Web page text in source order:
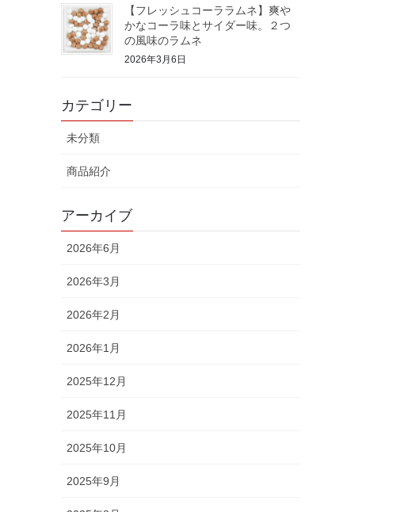
【フレッシュコーララムネ】爽や
かなコーラ味とサイダー味。２つ
の風味のラムネ
2026年3月6日
カテゴリー
未分類
商品紹介
アーカイブ
2026年6月
2026年3月
2026年2月
2026年1月
2025年12月
2025年11月
2025年10月
2025年9月